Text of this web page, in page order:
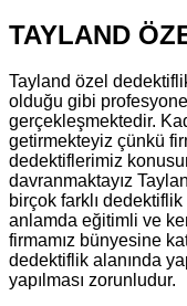
TAYLAND
Tayland özel
olduğu gibi
gerçekleşmektedir.
getirmekteyiz çünkü
dedektiflerimiz
davranmaktayız
birçok farklı
anlamda eğitimli ve
firmamız bünyesine
dedektiflik alanında
yapılması zorunludur.